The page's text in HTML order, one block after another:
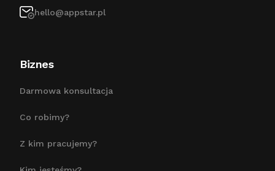
hello@appstar.pl
Biznes
Darmowa konsultacja
Co robimy?
Z kim pracujemy?